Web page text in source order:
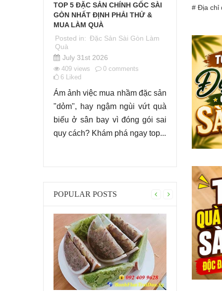
TOP 5 ĐẶC SẢN CHÍNH GỐC SÀI
GÒN NHẤT ĐỊNH PHẢI THỬ &
MUA LÀM QUÀ
Posted in: Đặc Sản Sài Gòn Làm
Quà
July 31st 2026
409 views 0 comments
6
Liked
Ám ảnh việc mua nhầm đặc sản
"dỏm", hay ngậm ngùi vứt quà
biếu ở sân bay vì đóng gói sai
quy cách? Khám phá ngay top...
TOP MÓN
Posted in:
July 24th
449 views
Liked
Sau mỗi
món
không chỉ
mà còn là
POPULAR POSTS
# Địa chỉ